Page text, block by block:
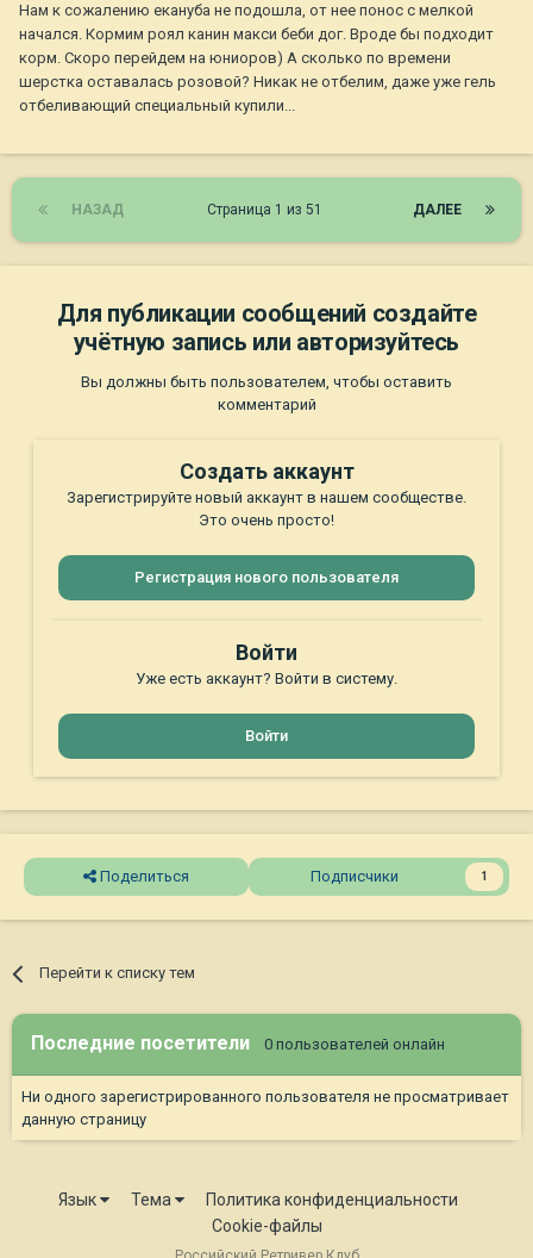
Нам к сожалению екануба не подошла, от нее понос с мелкой
начался. Кормим роял канин макси беби дог. Вроде бы подходит
корм. Скоро перейдем на юниоров) А сколько по времени
шерстка оставалась розовой? Никак не отбелим, даже уже гель
отбеливающий специальный купили...
НАЗАД ДАЛЕЕ
Страница 1 из 51
Для публикации сообщений создайте
учётную запись или авторизуйтесь
Вы должны быть пользователем, чтобы оставить
комментарий
Создать аккаунт
Зарегистрируйте новый аккаунт в нашем сообществе.
Это очень просто!
Регистрация нового пользователя
Войти
Уже есть аккаунт? Войти в систему.
Войти
Поделиться Подписчики 1
Перейти к списку тем
Последние посетители 0 пользователей онлайн
Ни одного зарегистрированного пользователя не просматривает
данную страницу
Язык Тема
Политика конфиденциальности
Cookie-файлы